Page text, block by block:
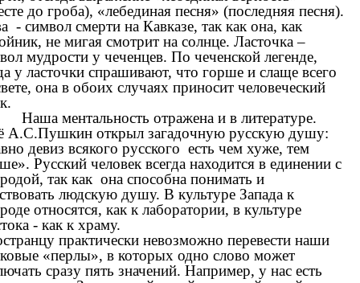
до гроба), «лебединая песня» (последняя песня).
- символ смерти на Кавказе, так как она, как
не мигая смотрит на солнце. Ласточка –
мудрости у чеченцев. По чеченской легенде,
у ласточки спрашивают, что горше и слаще всего
она в обоих случаях приносит человеческий
Наша ментальность отражена и в литературе.
А.С.Пушкин открыл загадочную русскую душу:
девиз всякого русского есть чем хуже, тем
Русский человек всегда находится в единении с
так как она способна понимать и
людскую душу. В культуре Запада к
относятся, как к лаборатории, в культуре
- как к храму.
практически невозможно перевести наши
«перлы», в которых одно слово может
сразу пять значений. Например, у нас есть